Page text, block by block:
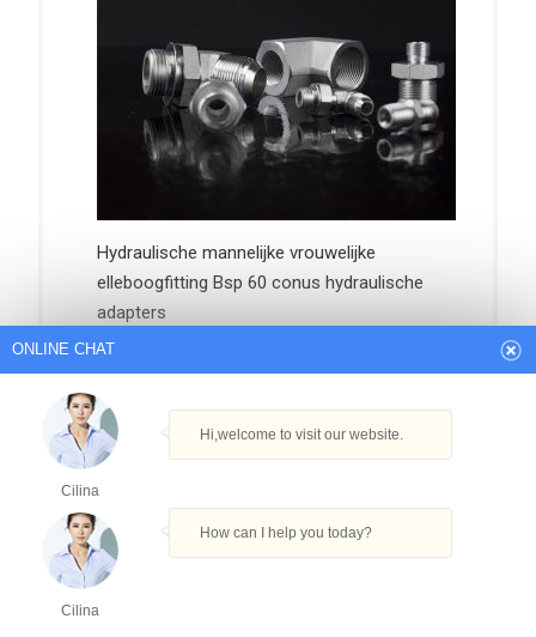
Hydraulische mannelijke vrouwelijke
elleboogfitting Bsp 60 conus hydraulische
adapters
ONLINE CHAT
Cilina
Hi,welcome to visit our website.
Cilina
How can I help you today?